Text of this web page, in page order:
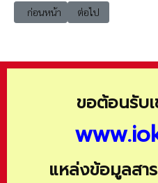
เนื้อหาก่อนหน้า: หลักเกณฑ์การเขียน
ก่อนหน้า เนื้อหาถัดไป:
ต่อไป
ขอต้อนรับเ
แหล่งข้อมูลส